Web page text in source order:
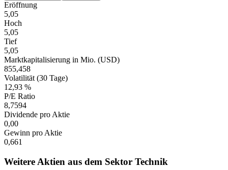
Eröffnung
5,05
Hoch
5,05
Tief
5,05
Marktkapitalisierung in Mio. (USD)
855,458
Volatilität (30 Tage)
12,93 %
P/E Ratio
8,7594
Dividende pro Aktie
0,00
Gewinn pro Aktie
0,661
Weitere Aktien aus dem Sektor Technik